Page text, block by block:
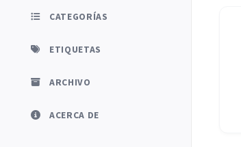
CATEGORÍAS
ETIQUETAS
ARCHIVO
ACERCA DE